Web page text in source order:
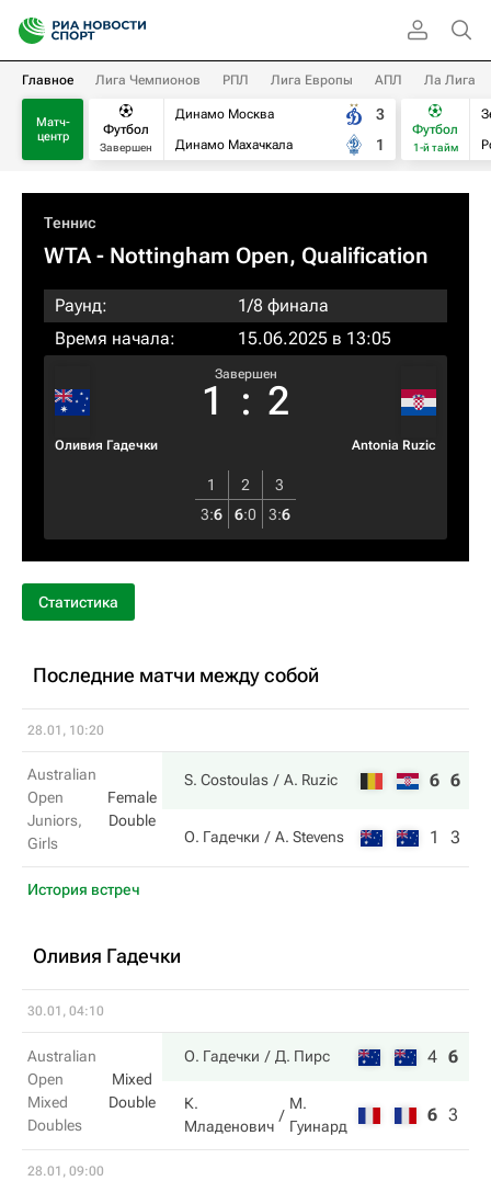
Главное Лига Чемпионов РПЛ Лига Европы АПЛ Ла Лига
Матч-
центр
Футбол
Завершен
Динамо Москва
Динамо Махачкала
3
1
Футбол
1-й тайм
Теннис
WTA- Nottingham Open, Qualification
Раунд:
1/8 финала
Время начала:
15.06.2025 в 13:05
Оливия Гадечки
Завершен
1 : 2
Antonia Ruzic
1 2
3
3:6 6:0 3:6
Статистика
Последние матчи между собой
28.01, 10:20
Australian
Open
Juniors,
Girls
Female
Double
S. Costoulas A. Ruzic 6 6
О. Гадечки A. Stevens 1 3
История встреч
Оливия Гадечки
30.01, 04:10
Australian
Open
Mixed
Doubles
Mixed
Double
О. Гадечки Д. Пирс 4 6
К.
Младенович
М.
Гуинард
6 3
28.01, 09:00